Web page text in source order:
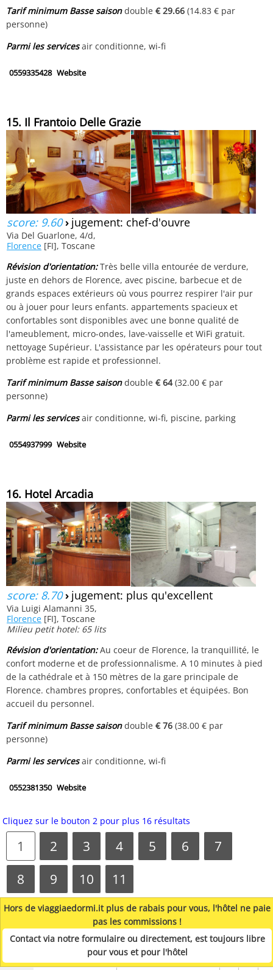
Tarif minimum Basse saisondouble€ 29.66 (14.83 € par
personne)
Parmi les servicesair conditionne, wi-fi
0559335428 Website
15. Il Frantoio Delle Grazie
score: 9.60› jugement: chef-d'ouvre
Via Del Guarlone, 4/d,
Florence [FI], Toscane
Révision d'orientation:Très belle villa entourée de verdure,
juste en dehors de Florence, avec piscine, barbecue et de
grands espaces extérieurs où vous pourrez respirer l'air pur
ou à jouer pour leurs enfants. appartements spacieux et
confortables sont disponibles avec une bonne qualité de
l'ameublement, micro-ondes, lave-vaisselle et WiFi gratuit.
nettoyage Supérieur. L'assistance par les opérateurs pour tout
problème est rapide et professionnel.
Tarif minimum Basse saisondouble€ 64(32.00 € par
personne)
Parmi les servicesair conditionne, wi-fi, piscine, parking
0554937999 Website
16. Hotel Arcadia
score: 8.70› jugement: plus qu'excellent
Via Luigi Alamanni 35,
Florence [FI], Toscane
Milieu petit hotel: 65 lits
Révision d'orientation:Au coeur de Florence, la tranquillité, le
confort moderne et de professionnalisme. A 10 minutes à pied
de la cathédrale et à 150 mètres de la gare principale de
Florence. chambres propres, confortables et équipées. Bon
accueil du personnel.
Tarif minimum Basse saisondouble€ 76 (38.00 € par
personne)
Parmi les servicesair conditionne, wi-fi
0552381350 Website
Cliquez sur le bouton 2 pour plus 16 résultats
1 2 3 4 5 6
7
8
9 10 11
Hors de viaggiaedormi.it plus de rabais pour vous, l'hôtel ne paie
pas les commissions !
Contact via notre formulaire ou directement, est toujours libre
pour vous et pour l'hôtel